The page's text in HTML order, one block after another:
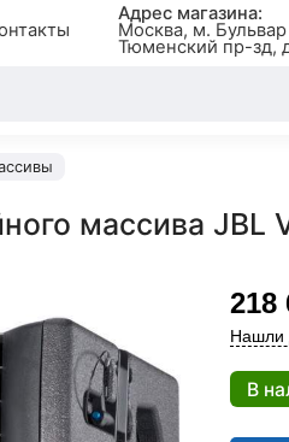
Адрес магазина:
Москва, м.
Тюменский пр-зд,
массива JBL
218
Нашли
В